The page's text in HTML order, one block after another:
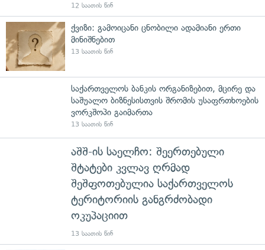
12 საათის წინ
ქვიზი: გამოიცანი ცნობილი ადამიანი ერთი
მინიშნებით
13 საათის წინ
საქართველოს ბანკის ორგანიზებით, მცირე და
საშუალო ბიზნესისთვის შრომის უსაფრთხოების
ვორკშოპი გაიმართა
13 საათის წინ
აშშ-ის საელჩო: შეერთებული
შტატები კვლავ ღრმად
შეშფოთებულია საქართველოს
ტერიტორიის განგრძობადი
ოკუპაციით
13 საათის წინ